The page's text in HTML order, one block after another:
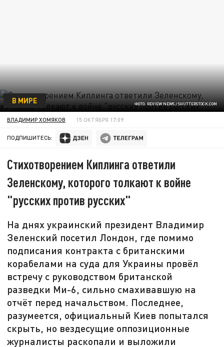
ФОТО: REVIEW NEWS / SHUTTERSTOCK.COM
В МИРЕ
ВЛАДИМИР ХОМЯКОВ 15 ОКТЯБРЯ 17:09
ПОДПИШИТЕСЬ:
Стихотворением Киплинга ответили
Зеленскому, которого толкают к войне
"русских против русских"
На днях украинский президент Владимир
Зеленский посетил Лондон, где помимо
подписания контракта с британскими
корабелами на суда для Украины провёл
встречу с руководством британской
разведки Ми-6, сильно смахивавшую на
отчёт перед начальством. Последнее,
разумеется, официальный Киев попытался
скрыть, но вездесущие оппозиционные
журналисты раскопали и выложили